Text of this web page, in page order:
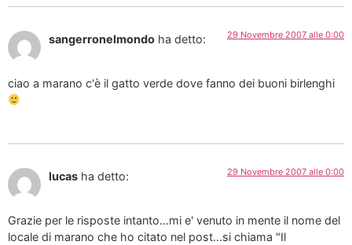
sangerronelmondo ha detto: 29 Novembre 2007 alle 0:00
ciao a marano c'è il gatto verde dove fanno dei buoni birlenghi
lucas ha detto: 29 Novembre 2007 alle 0:00
Grazie per le risposte intanto…mi e' venuto in mente il nome del
locale di marano che ho citato nel post…si chiama "Il